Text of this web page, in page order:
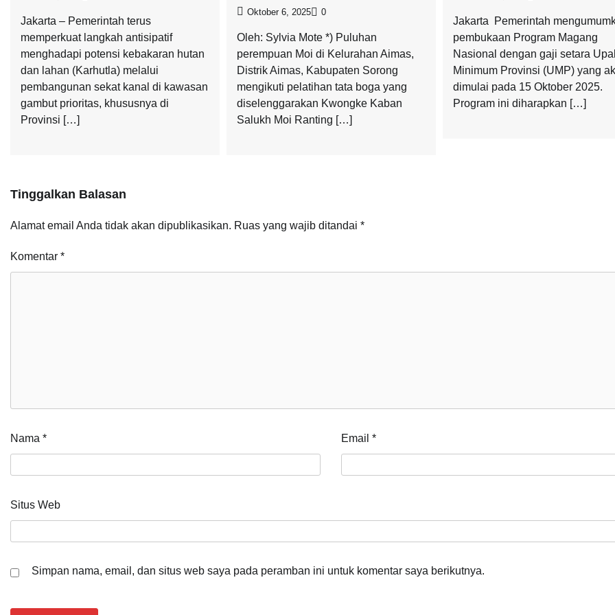
Jakarta – Pemerintah terus
memperkuat langkah antisipatif
menghadapi potensi kebakaran hutan
dan lahan (Karhutla) melalui
pembangunan sekat kanal di kawasan
gambut prioritas, khususnya di
Provinsi […]
Oktober 6, 2025 0
Oleh: Sylvia Mote *) Puluhan
perempuan Moi di Kelurahan Aimas,
Distrik Aimas, Kabupaten Sorong
mengikuti pelatihan tata boga yang
diselenggarakan Kwongke Kaban
Salukh Moi Ranting […]
Jakarta  Pemerintah
pembukaan Program Magang
Nasional dengan gaji setara
Minimum Provinsi (UMP) yang
dimulai pada 15 Oktober 2025.
Program ini diharapkan […]
Tinggalkan Balasan
Alamat email Anda tidak akan dipublikasikan. Ruas yang wajib ditandai *
Komentar *
Nama * Email*
Situs Web
Simpan nama, email, dan situs web saya pada peramban ini untuk komentar saya berikutnya.